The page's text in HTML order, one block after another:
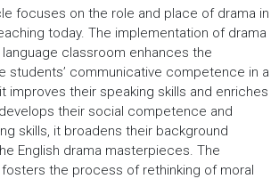
focuses on the role and place of drama in
today. The implementation of drama
classroom enhances the
students’ communicative competence in a
improves their speaking skills and enriches
their social competence and
skills, it broadens their background
English drama masterpieces. The
the process of rethinking of moral